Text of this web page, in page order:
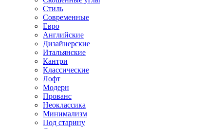
Стиль
Современные
Евро
Английские
Дизайнерские
Итальянские
Кантри
Классические
Лофт
Модерн
Прованс
Неоклассика
Минимализм
Под старину